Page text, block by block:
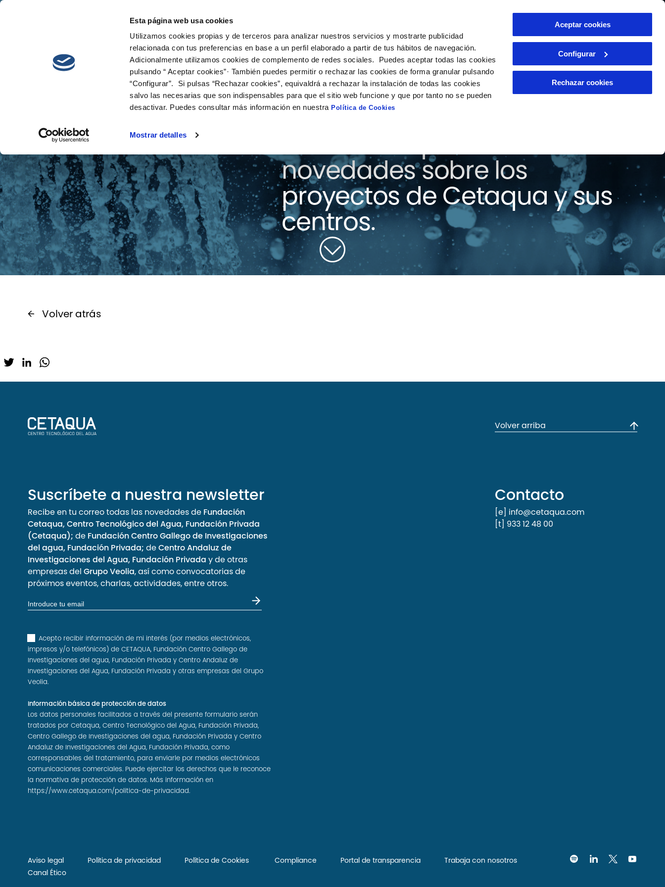
Esta página web usa cookies
Utilizamos cookies propias y de terceros para analizar nuestros servicios y mostrarte publicidad
relacionada con tus preferencias en base a un perfil elaborado a partir de tus hábitos de navegación.
Adicionalmente utilizamos cookies de complemento de redes sociales. Puedes aceptar todas las cookies
pulsando “ Aceptar cookies”· También puedes permitir o rechazar las cookies de forma granular pulsando
“Configurar”. Si pulsas “Rechazar cookies”, equivaldrá a rechazar la instalación de todas las cookies
salvo las necesarias que son indispensables para que el sitio web funcione y que por tanto no se pueden
desactivar. Puedes consultar más información en nuestraPolítica de Cookies
Mostrar detalles
Aceptar cookies
Configurar
Rechazar cookies
Cetaqua Innovación ES
Noticias Consulta aquí todas las
novedades sobre los
proyectos de Cetaqua y sus
centros.
Volver atrás
TwitterLinkedIn
Volver arriba
Suscríbete a nuestra newsletter
Recibe en tu correo todas las novedades de Fundación
Cetaqua, Centro Tecnológico del Agua, Fundación Privada
(Cetaqua); de Fundación Centro Gallego de Investigaciones
del agua, Fundación Privada; deCentro Andaluz de
Investigaciones del Agua, Fundación Privada y de otras
empresas del Grupo Veolia, así como convocatorias de
próximos eventos, charlas, actividades, entre otros.
Acepto recibir información de mi interés (por medios electrónicos,
impresos y/o telefónicos) de CETAQUA, Fundación Centro Gallego de
Investigaciones del agua, Fundación Privada y Centro Andaluz de
Investigaciones del Agua, Fundación Privada y otras empresas del Grupo
Veolia.
Información básica de protección de datos
Los datos personales facilitados a través del presente formulario serán
tratados por Cetaqua, Centro Tecnológico del Agua, Fundación Privada,
Centro Gallego de Investigaciones del agua, Fundación Privada y Centro
Andaluz de Investigaciones del Agua, Fundación Privada, como
corresponsables del tratamiento, para enviarle por medios electrónicos
comunicaciones comerciales. Puede ejercitar los derechos que le reconoce
la normativa de protección de datos. Más información en
https://www.cetaqua.com/politica-de-privacidad.
Contacto
[e] info@cetaqua.com
[t] 933 12 48 00
Aviso legal Política de privacidad Política de Cookies Compliance Portal de transparencia
Trabaja con nosotros
Canal Ético